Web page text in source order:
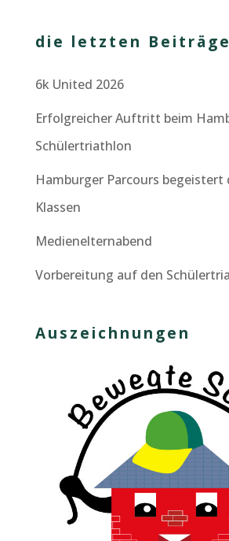
die letzten Beiträge
6k United 2026
Erfolgreicher Auftritt beim
Schülertriathlon
Hamburger Parcours begeistert
Klassen
Medienelternabend
Vorbereitung auf den
Auszeichnungen